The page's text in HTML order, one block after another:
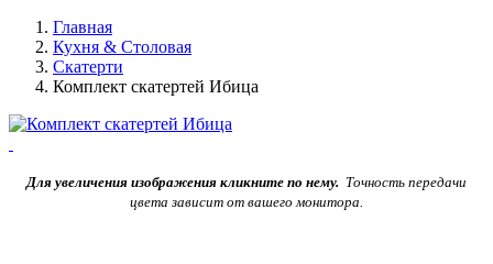
Главная
Кухня & Столовая
Скатерти
Комплект скатертей Ибица
Для увеличения изображения кликните по нему. Точность передачи
цвета зависит от вашего монитора.